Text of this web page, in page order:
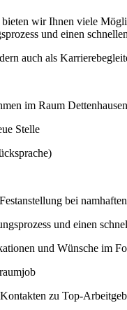
wir Ihnen viele
und einen
auch als
im Raum
Stelle
bei
und einen
und Wünsche im
zu Top-